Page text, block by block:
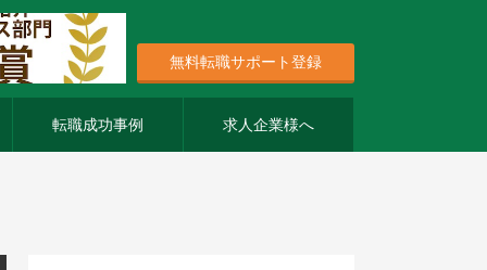
無料転職サポート登録
転職成功事例 求人企業様へ